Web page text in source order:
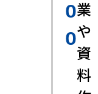
0
0
業
や
資
料